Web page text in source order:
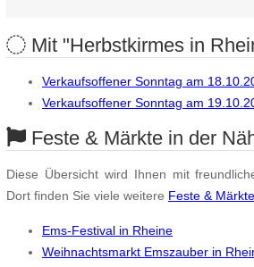
Mit "Herbstkirmes in
Verkaufsoffener Sonntag am
Verkaufsoffener Sonntag am
Feste & Märkte in der
Diese Übersicht wird Ihnen mit
Dort finden Sie viele weitere Feste &
Ems-Festival in Rheine
Weihnachtsmarkt Emszauber in